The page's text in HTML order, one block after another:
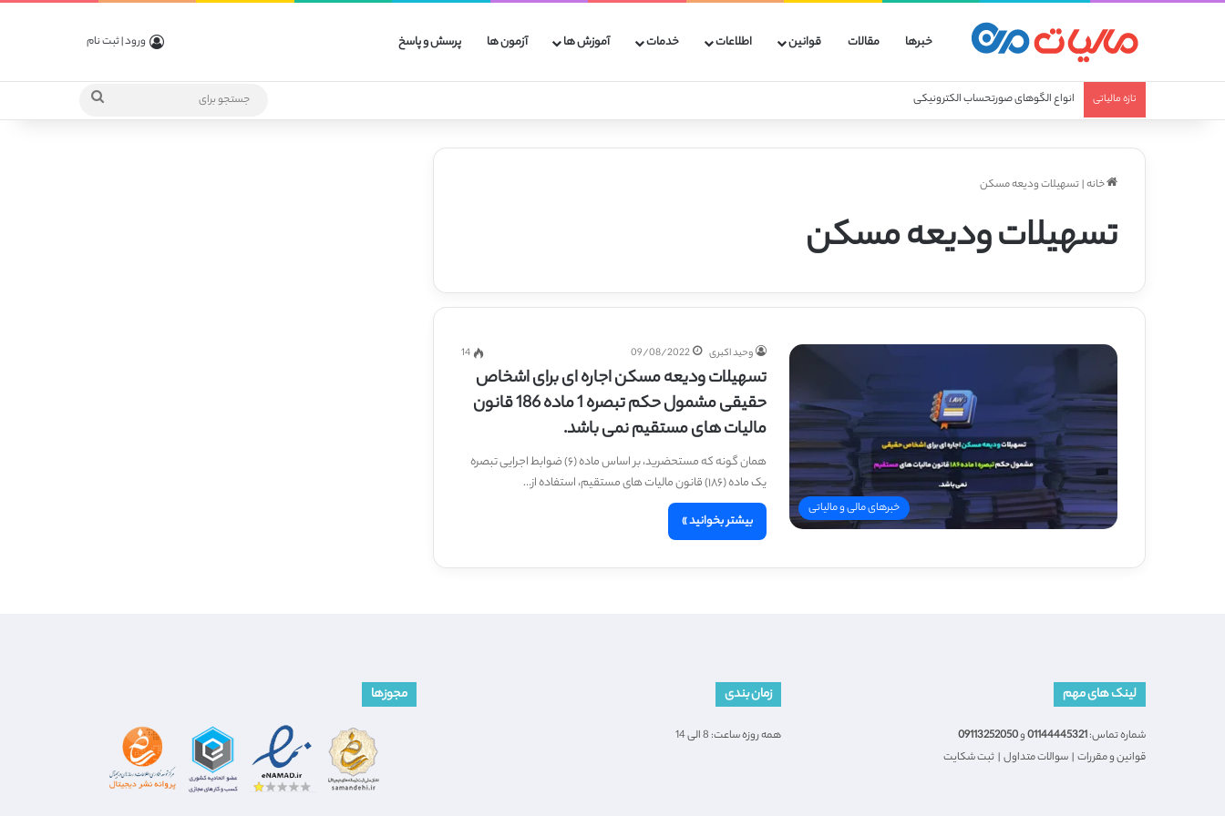
خبرها مقالات قوانین اطلاعات خدمات آموزش ها آزمون ها پرسش و پاسخ ورود | ثبت نام
تازه مالیاتی انواع الگوهای صورتحساب الکترونیکی
جستجو
خانه|تسهیلات ودیعه مسکن
تسهیلات ودیعه مسکن
خبرهای مالی و مالیاتی
وحید اکبری 09/08/2022
14
تسهیلات ودیعه مسکن اجاره ای برای اشخاص
حقیقی مشمول حکم تبصره 1 ماده 186 قانون
مالیات های مستقیم نمی باشد.
همان گونه که مستحضرید، بر اساس ماده (۶) ضوابط اجرایی تبصره
یک ماده (۱۸۶) قانون مالیات های مستقیم، استفاده از…
بیشتر بخوانید »
لینک های مهم
شماره تماس:01144445321و09113252050
قوانین و مقررات | سوالات متداول | ثبت شکایت
زمان بندی
همه روزه ساعت: 8 الی 14
مجوزها